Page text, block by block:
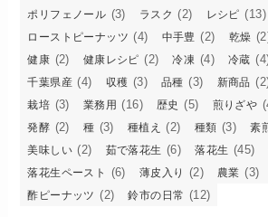
ポリフェノール (3) ラスク (2) レシピ (13)
ローストピーナッツ (4) 中手豊 (2) 乾燥
健康 (2) 健康レシピ (2) 冷凍 (4) 冷蔵
千葉県産 (4) 収穫 (3) 品種 (3) 新商品
栽培 (3) 業務用 (16) 歴史 (5) 煎りざや
発酵 (2) 種 (3) 種植え (2) 種類 (3) 素
美味しい (2) 茹で落花生 (6) 落花生 (45)
落花生ペースト (6) 薄皮入り (2) 農業 (3)
酢ピーナッツ (2) 鈴市の日常 (12)